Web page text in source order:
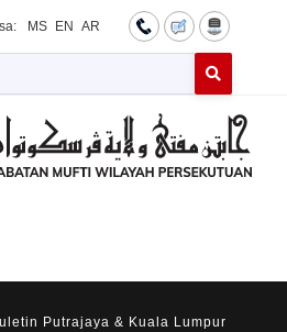
MS EN AR
Cari
Putrajaya & Kuala Lumpur